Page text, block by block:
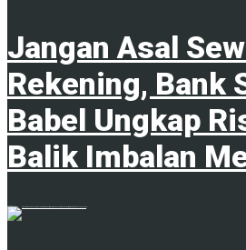
Jangan Asal
Rekening, Bank
Babel Ungkap
Balik Imbalan